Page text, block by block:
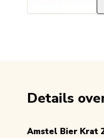
Details
Amstel Bier Krat